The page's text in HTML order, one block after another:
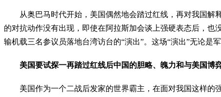
从奥巴马时代开始，美国偶然地会踏过红线，再对我国解
的对抗动作没有出现，即使在阿拉斯加会谈上强硬表态后，
输机载三名参议员落地台湾访台的“演出”。这场“演出”无论是
美国要试探一再踏过红线后中国的胆略、魄力和与美国博
美国作为一个二战后发家的世界霸主，在面对我国这样的